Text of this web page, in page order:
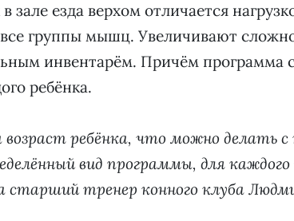
зале езда верхом отличается
все группы мышц. Увеличивают
инвентарём. Причём программа
ребёнка.
ребёнка, что можно делать
вид программы, для каждого
старший тренер конного клуба